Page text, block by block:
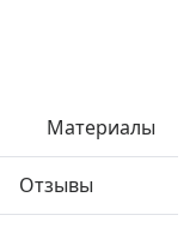
Материалы
Отзывы